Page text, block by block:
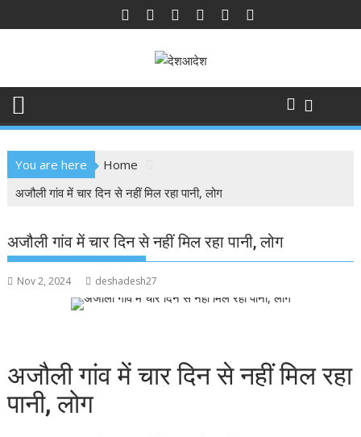
to
You are here
Home
अजौली गांव में चार दिन से नहीं मिल रहा पानी, लोग
अजौली गांव में चार दिन से नहीं मिल रहा पानी, लोग
Nov 2, 2024 deshadesh27
अजौली गांव में चार दिन से नहीं मिल रहा
पानी, लोग